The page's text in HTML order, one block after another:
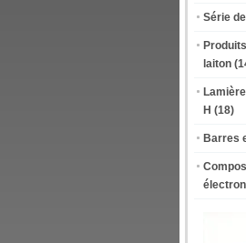
Série
laiton
H (18)
Barres